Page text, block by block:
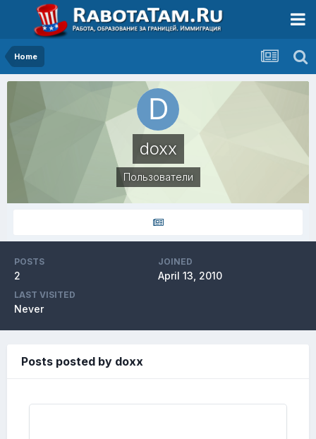
Home
doxx
Пользователи
POSTS
2
JOINED
April 13, 2010
LAST VISITED
Never
Posts posted by doxx